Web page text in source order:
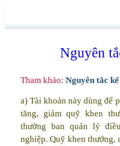
Nguyên
Tham khảo: Nguyên tắc
a) Tài khoản này dùng để
tăng, giảm quỹ khen
thưởng ban quản lý
nghiệp. Quỹ khen